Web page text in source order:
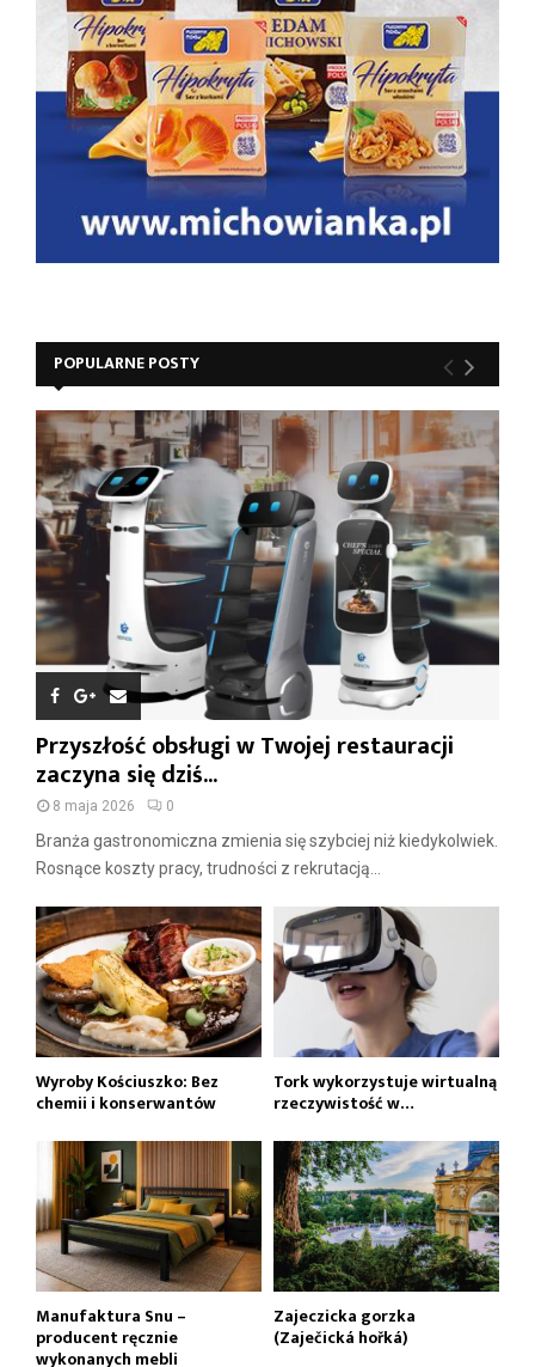
POPULARNE POSTY
Przyszłość obsługi w Twojej restauracji
zaczyna się dziś...
8 maja 2026 0
Branża gastronomiczna zmienia się szybciej niż kiedykolwiek.
Rosnące koszty pracy, trudności z rekrutacją...
Wyroby Kościuszko: Bez
chemii i konserwantów
Tork wykorzystuje wirtualną
rzeczywistość w…
Manufaktura Snu –
producent ręcznie
wykonanych mebli
Zajeczicka gorzka
(Zaječická hořká)